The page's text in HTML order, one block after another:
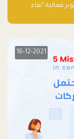
فعالية "لقاء
المؤسسات
16-12-2021